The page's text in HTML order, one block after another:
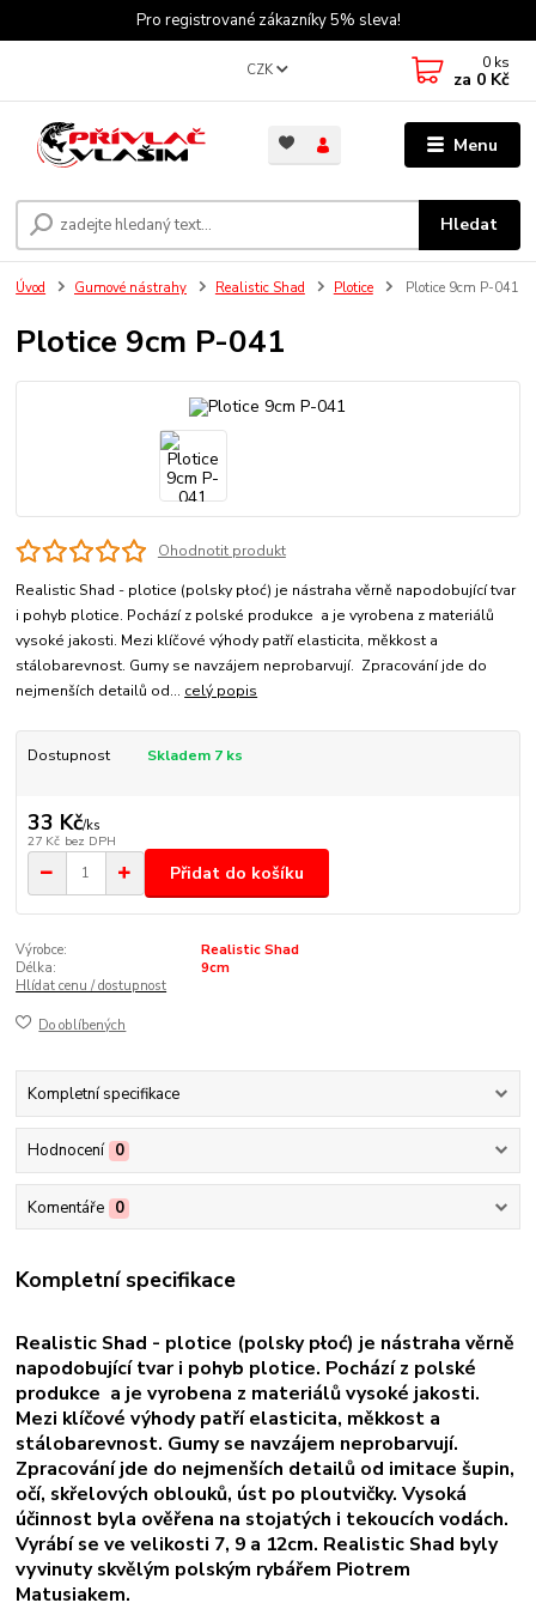
Pro registrované zákazníky 5% sleva!
Menu
CZK
Hledat
0 ks
za 0 Kč
Úvod Gumové nástrahy Realistic Shad Plotice Plotice 9cm P-041
Plotice 9cm P-041
Ohodnotit produkt
Realistic Shad - plotice (polsky płoć) je nástraha věrně napodobující tvar
i pohyb plotice. Pochází z polské produkce a je vyrobena z materiálů
vysoké jakosti. Mezi klíčové výhody patří elasticita, měkkost a
stálobarevnost. Gumy se navzájem neprobarvují. Zpracování jde do
nejmenších detailů od... celý popis
Dostupnost Skladem 7 ks
33 Kč/ks
27 Kč bez DPH
Přidat do košíku
Výrobce:
Realistic Shad
Délka:
9cm
Hlídat cenu / dostupnost
Do oblíbených
Kompletní specifikace
Hodnocení 0
Komentáře 0
Kompletní specifikace
Realistic Shad - plotice (polsky płoć) je nástraha věrně
napodobující tvar i pohyb plotice. Pochází z polské
produkce a je vyrobena z materiálů vysoké jakosti.
Mezi klíčové výhody patří elasticita, měkkost a
stálobarevnost. Gumy se navzájem neprobarvují.
Zpracování jde do nejmenších detailů od imitace šupin,
očí, skřelových oblouků, úst po ploutvičky. Vysoká
účinnost byla ověřena na stojatých i tekoucích vodách.
Vyrábí se ve velikosti 7, 9 a 12cm. Realistic Shad byly
vyvinuty skvělým polským rybářem Piotrem
Matusiakem.